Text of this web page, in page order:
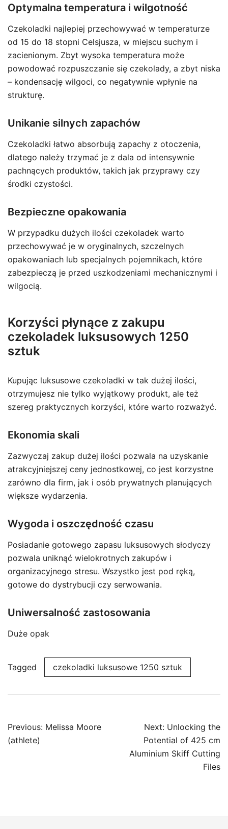
Optymalna temperatura i wilgotność
Czekoladki najlepiej przechowywać w temperaturze
od 15 do 18 stopni Celsjusza, w miejscu suchym i
zacienionym. Zbyt wysoka temperatura może
powodować rozpuszczanie się czekolady, a zbyt niska
– kondensację wilgoci, co negatywnie wpłynie na
strukturę.
Unikanie silnych zapachów
Czekoladki łatwo absorbują zapachy z otoczenia,
dlatego należy trzymać je z dala od intensywnie
pachnących produktów, takich jak przyprawy czy
środki czystości.
Bezpieczne opakowania
W przypadku dużych ilości czekoladek warto
przechowywać je w oryginalnych, szczelnych
opakowaniach lub specjalnych pojemnikach, które
zabezpieczą je przed uszkodzeniami mechanicznymi i
wilgocią.
Korzyści płynące z zakupu
czekoladek luksusowych 1250
sztuk
Kupując luksusowe czekoladki w tak dużej ilości,
otrzymujesz nie tylko wyjątkowy produkt, ale też
szereg praktycznych korzyści, które warto rozważyć.
Ekonomia skali
Zazwyczaj zakup dużej ilości pozwala na uzyskanie
atrakcyjniejszej ceny jednostkowej, co jest korzystne
zarówno dla firm, jak i osób prywatnych planujących
większe wydarzenia.
Wygoda i oszczędność czasu
Posiadanie gotowego zapasu luksusowych słodyczy
pozwala uniknąć wielokrotnych zakupów i
organizacyjnego stresu. Wszystko jest pod ręką,
gotowe do dystrybucji czy serwowania.
Uniwersalność zastosowania
Duże opak
Tagged czekoladki luksusowe 1250 sztuk
Post
navigation
Previous: Melissa Moore
(athlete)
Next: Unlocking the
Potential of 425 cm
Aluminium Skiff Cutting
Files